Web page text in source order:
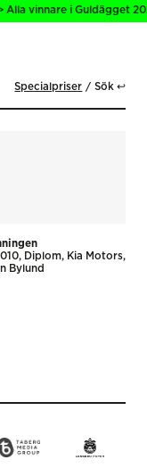
vinnare i Guldägget
Specialpriser Sök ↩
Diplom
Kia Motors
Bylund